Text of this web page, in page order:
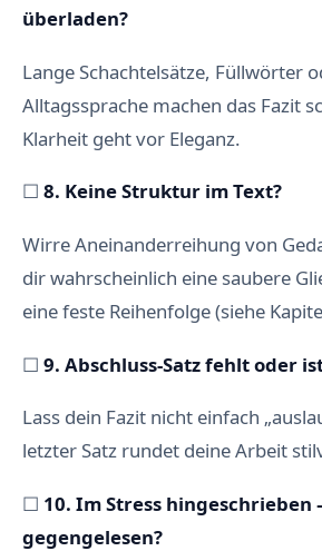
überladen?
Lange Schachtelsätze, Füllwörter
Alltagssprache machen das Fazit
Klarheit geht vor Eleganz.
☐ 8. Keine Struktur im Text?
Wirre Aneinanderreihung von
dir wahrscheinlich eine saubere
eine feste Reihenfolge (siehe
☐ 9. Abschluss-Satz fehlt oder
Lass dein Fazit nicht einfach
letzter Satz rundet deine Arbeit
☐ 10. Im Stress hingeschrieben
gegengelesen?